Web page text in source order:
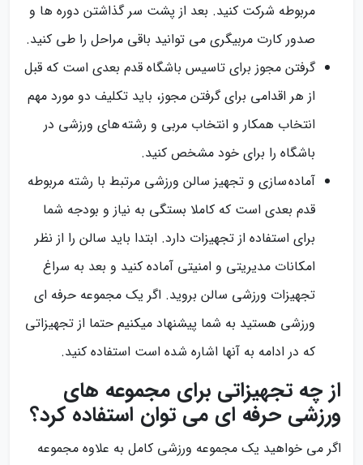
مربوطه شرکت کنید. بعد از پشت سر گذاشتن دوره ها و
صدور کارت مربیگری می توانید باقی مراحل را طی کنید.
گرفتن مجوز برای تاسیس باشگاه قدم بعدی است که قبل
از هر اقدامی برای گرفتن مجوز، باید تکلیف دو مورد مهم
انتخاب همکار و انتخاب مربی و رشته های ورزشی در
باشگاه را برای خود مشخص کنید.
آماده سازی و تجهیز سالن ورزشی مرتبط با رشته مربوطه
قدم بعدی است که کاملا بستگی به نیاز و بودجه شما
برای استفاده از تجهیزات دارد. ابتدا باید سالن را از نظر
امکانات مدیریتی و امنیتی آماده کنید و بعد به سراغ
تجهیزات ورزشی سالن بروید. اگر یک مجموعه حرفه ای
ورزشی هستید به شما پیشنهاد میکنیم حتما از تجهیزاتی
که در ادامه به آنها اشاره شده است استفاده کنید.
از چه تجهیزاتی برای مجموعه های
ورزشی حرفه ای می توان استفاده کرد؟
اگر می خواهید یک مجموعه ورزشی کامل به علاوه مجموعه